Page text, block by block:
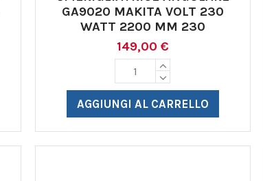
GA9020 MAKITA VOLT 230
WATT 2200 MM 230
149,00 €
AGGIUNGI AL CARRELLO